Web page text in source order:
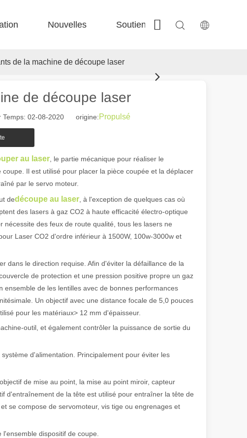
Nouvelles Soutien Contactez-nous
de la machine de découpe laser
de fabrication et industriel moderne, les machines de
de découpe laser
02-08-2020 origine:Propulsé
au laser , le partie mécanique pour réaliser le
Il est utilisé pour placer la pièce coupée et la déplacer
par le servo moteur.
dedécoupe au laser , à l'exception de quelques cas où
des lasers à gaz CO2 à haute efficacité électro-optique
des feux de route qualité, tous les lasers ne
Laser CO2 d'ordre inférieur à 1500W, 100w-3000w et
dans le direction requise. Afin d'éviter la défaillance de la
de protection et une pression positive propre un gaz
de les lentilles avec de bonnes performances
Un objectif avec une distance focale de 5,0 pouces
pour les matériaux> 12 mm d'épaisseur.
outil, et également contrôler la puissance de sortie du
d'alimentation. Principalement pour éviter les
de mise au point, la mise au point miroir, capteur
d'entraînement de la tête est utilisé pour entraîner la tête de
se compose de servomoteur, vis tige ou engrenages et
dispositif de coupe.